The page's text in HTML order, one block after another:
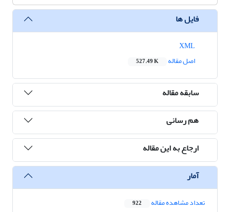
فایل ها
اصل مقاله
527.49 K
سابقه مقاله
هم رسانی
ارجاع به این مقاله
آمار
تعداد مشاهده مقاله 922